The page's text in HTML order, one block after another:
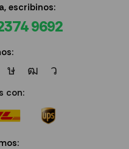
escribinos:
9692
con: